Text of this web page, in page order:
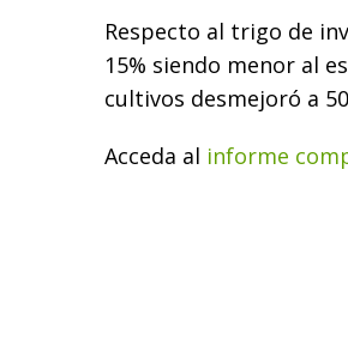
Respecto al trigo de
15% siendo menor al
cultivos desmejoró a
Acceda al informe